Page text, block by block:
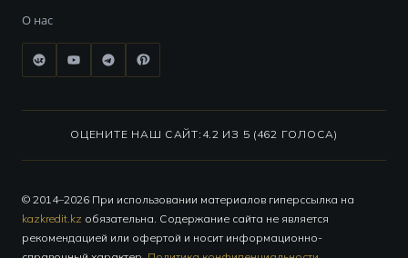
О нас
ОЦЕНИТЕ НАШ САЙТ: 4.2 ИЗ 5 (462 ГОЛОСА)
© 2014–2026 При использовании материалов гиперссылка на
kazkredit.kz обязательна. Содержание сайта не является
рекомендацией или офертой и носит информационно-